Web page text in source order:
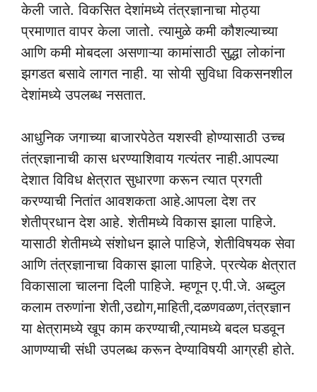
केली जाते. विकसित देशांमध्ये तंत्रज्ञानाचा मोठ्या
प्रमाणात वापर केला जातो. त्यामुळे कमी कौशल्याच्या
आणि कमी मोबदला असणाऱ्या कामांसाठी सुद्धा लोकांना
झगडत बसावे लागत नाही. या सोयी सुविधा विकसनशील
देशांमध्ये उपलब्ध नसतात.
आधुनिक जगाच्या बाजारपेठेत यशस्वी होण्यासाठी उच्च
तंत्रज्ञानाची कास धरण्याशिवाय गत्यंतर नाही.आपल्या
देशात विविध क्षेत्रात सुधारणा करून त्यात प्रगती
करण्याची नितांत आवशकता आहे.आपला देश तर
शेतीप्रधान देश आहे. शेतीमध्ये विकास झाला पाहिजे.
यासाठी शेतीमध्ये संशोधन झाले पाहिजे, शेतीविषयक सेवा
आणि तंत्रज्ञानाचा विकास झाला पाहिजे. प्रत्येक क्षेत्रात
विकासाला चालना दिली पाहिजे. म्हणून ए.पी.जे. अब्दुल
कलाम तरुणांना शेती,उद्योग,माहिती,दळणवळण,तंत्रज्ञान
या क्षेत्रामध्ये खूप काम करण्याची,त्यामध्ये बदल घडवून
आणण्याची संधी उपलब्ध करून देण्याविषयी आग्रही होते.